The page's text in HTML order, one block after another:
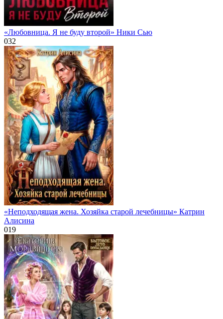
«Любовница. Я не буду второй» Ники Сью
032
«Неподходящая жена. Хозяйка старой лечебницы» Катрин
Алисина
019